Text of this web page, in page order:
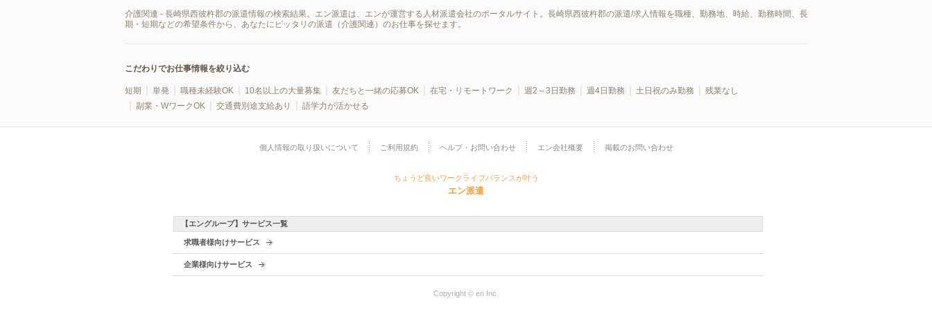
介護関連 - 長崎県西彼杵郡の派遣情報の検索結果。エン派遣は、エンが運営する人材派遣会社のポータルサイト。長崎県西彼杵郡の派遣/求人情報を職種、勤務地、時給、勤務時間、長
期・短期などの希望条件から、あなたにピッタリの派遣（介護関連）のお仕事を探せます。
こだわりでお仕事情報を絞り込む
短期 単発 職種未経験OK 10名以上の大量募集 友だちと一緒の応募OK 在宅・リモートワーク 週2～3日勤務 週4日勤務 土日祝のみ勤務
残業なし
副業・WワークOK
交通費別途支給あり 語学力が活かせる
個人情報の取り扱いについて ご利用規約 ヘルプ・お問い合わせ エン会社概要 掲載のお問い合わせ
ちょうど良いワークライフバランスが叶う
エン派遣
【エングループ】サービス一覧
求職者様向けサービス
企業様向けサービス
Copyright © en Inc.